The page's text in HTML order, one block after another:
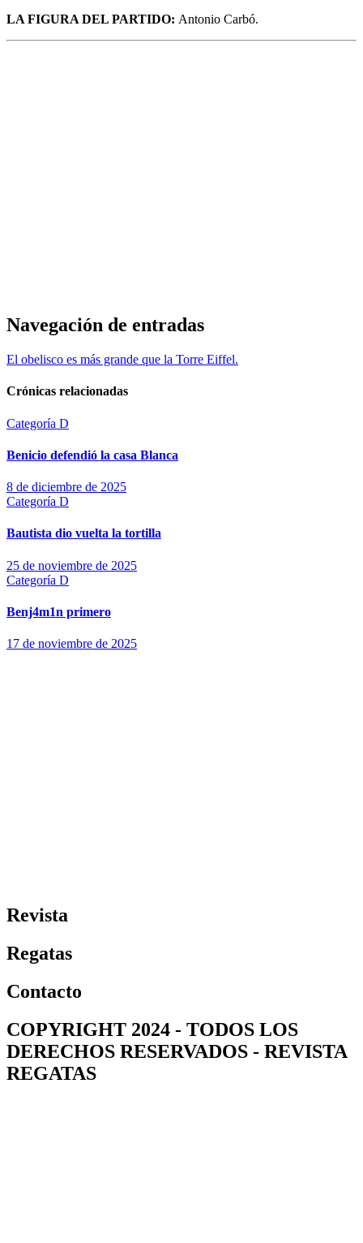
LA FIGURA DEL PARTIDO: Antonio Carbó.
Navegación de entradas
El obelisco es más grande que la Torre Eiffel.
Crónicas relacionadas
Categoría D
Benicio defendió la casa Blanca
8 de diciembre de 2025
Categoría D
Bautista dio vuelta la tortilla
25 de noviembre de 2025
Categoría D
Benj4m1n primero
17 de noviembre de 2025
Revista
Regatas
Contacto
COPYRIGHT 2024 - TODOS LOS
DERECHOS RESERVADOS - REVISTA
REGATAS​